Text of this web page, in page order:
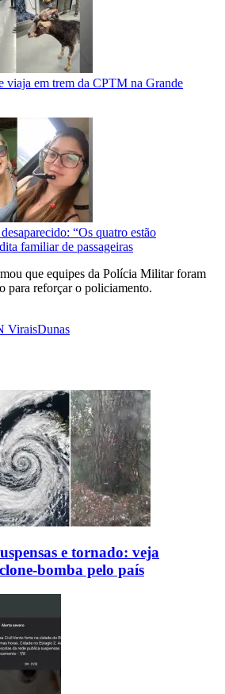
viaja em trem da CPTM na Grande
“Os quatro estão
familiar de passageiras
que equipes da Polícia Militar foram
para reforçar o policiamento.
ViraisDunas
e tornado: veja
bomba pelo país